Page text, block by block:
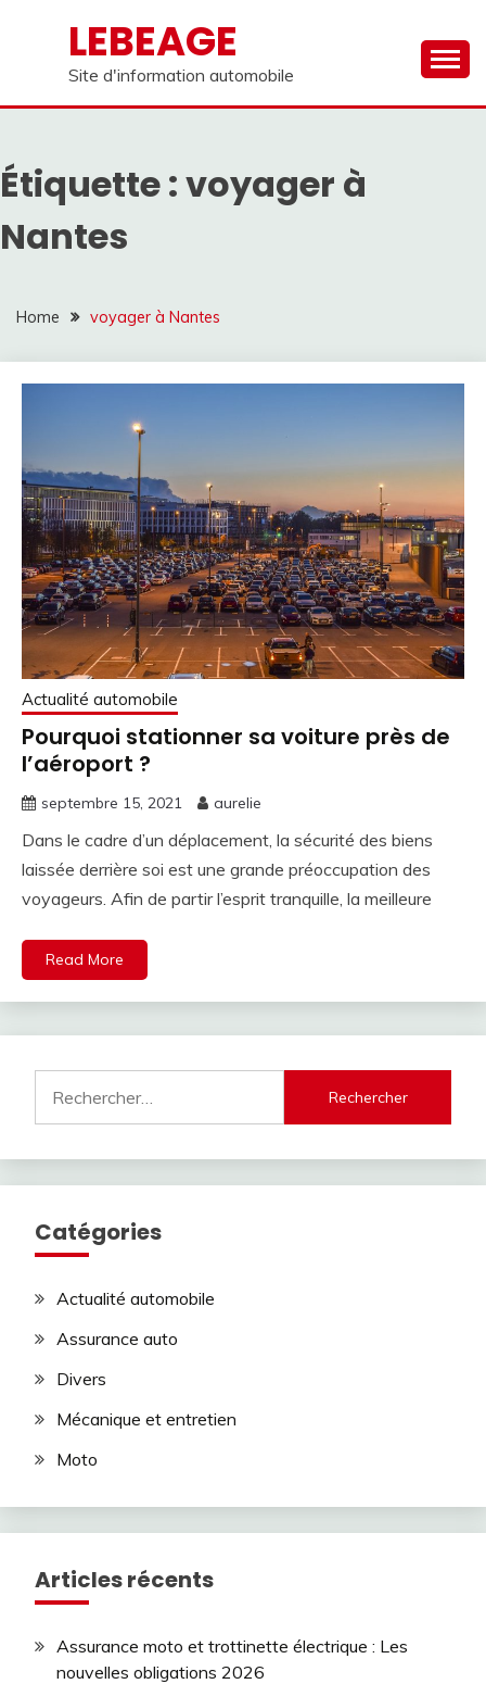
LEBEAGE
Site d'information automobile
Étiquette :voyager à
Nantes
Home voyager à Nantes
Actualité automobile
Pourquoi stationner sa voiture près de
l’aéroport ?
septembre 15, 2021 aurelie
Dans le cadre d’un déplacement, la sécurité des biens
laissée derrière soi est une grande préoccupation des
voyageurs. Afin de partir l’esprit tranquille, la meilleure
Read More
Catégories
Actualité automobile
Assurance auto
Divers
Mécanique et entretien
Moto
Articles récents
Assurance moto et trottinette électrique : Les
nouvelles obligations 2026